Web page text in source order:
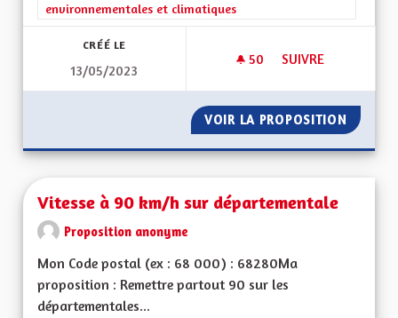
environnementales et climatiques
CRÉÉ LE
13/05/2023
50 50 ABONNÉS
SUIVRE
VOIR LA PROPOSITION
Vitesse à 90 km/h sur départementale
Proposition anonyme
Mon Code postal (ex : 68 000) : 68280Ma
proposition : Remettre partout 90 sur les
départementales...